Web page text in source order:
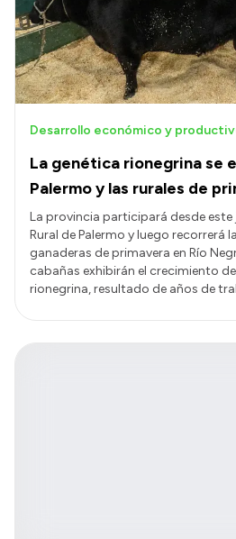
La genética rionegrina se
Palermo y las rurales de
Desarrollo económico y
La provincia participará desde este
Rural de Palermo y luego recorrerá
ganaderas de primavera en Río
cabañas exhibirán el crecimiento
rionegrina, resultado de años de